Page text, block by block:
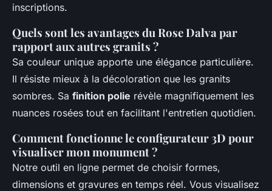
inscriptions.
Quels sont les avantages du Rose Dalva par
rapport aux autres granits ?
Sa couleur unique apporte une élégance particulière.
Il résiste mieux à la décoloration que les granits
sombres. Sa finition polie révèle magnifiquement les
nuances rosées tout en facilitant l'entretien quotidien.
Comment fonctionne le configurateur 3D pour
visualiser mon monument ?
Notre outil en ligne permet de choisir formes,
dimensions et gravures en temps réel. Vous visualisez